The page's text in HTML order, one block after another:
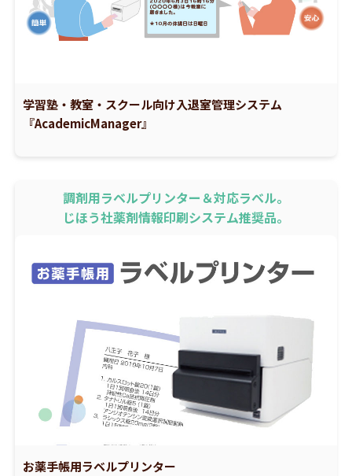
学習塾・教室・スクール向け入退室管理システム
『AcademicManager』
調剤用ラベルプリンター＆対応ラベル。
じほう社薬剤情報印刷システム推奨品。
お薬手帳用ラベルプリンター